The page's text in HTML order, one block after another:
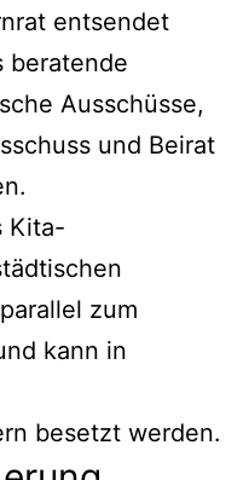
entsendet
beratende
Ausschüsse,
und Beirat
Kita-
zum
kann in
besetzt werden.